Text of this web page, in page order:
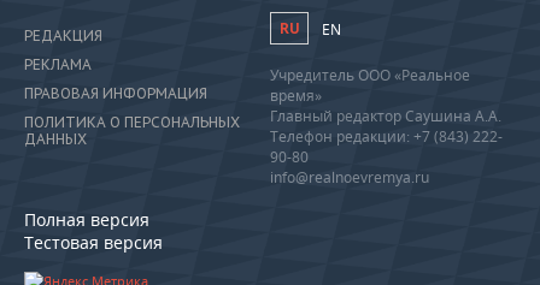
РЕДАКЦИЯ
РЕКЛАМА
ПРАВОВАЯ ИНФОРМАЦИЯ
ПОЛИТИКА О ПЕРСОНАЛЬНЫХ
ДАННЫХ
Полная версия
Тестовая версия
RU EN
Учредитель ООО «Реальное
время»
Главный редактор Саушина А.А.
Телефон редакции: +7 (843) 222-
90-80
info@realnoevremya.ru